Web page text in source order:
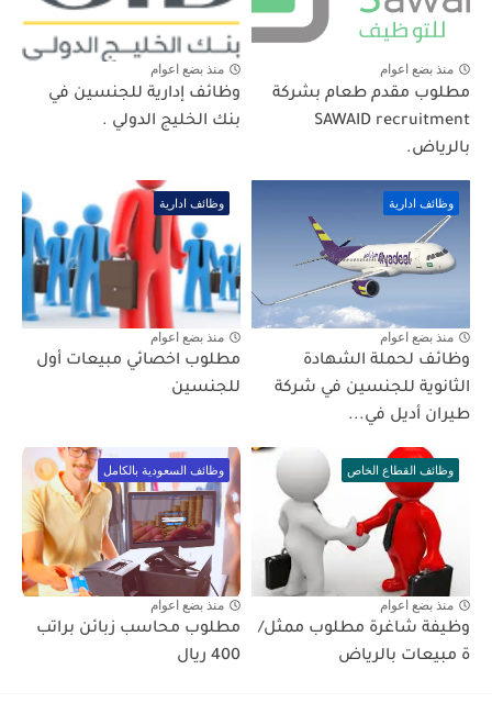
منذ بضع اعوام
مطلوب مقدم طعام بشركة
SAWAID recruitment
بالرياض.
منذ بضع اعوام
وظائف إدارية للجنسين في
بنك الخليج الدولي .
وظائف ادارية
منذ بضع اعوام
وظائف لحملة الشهادة
الثانوية للجنسين في شركة
طيران أديل في...
وظائف ادارية
منذ بضع اعوام
مطلوب اخصائي مبيعات أول
للجنسين
وظائف القطاع الخاص
منذ بضع اعوام
وظيفة شاغرة مطلوب ممثل/
ة مبيعات بالرياض
وظائف السعودية بالكامل
منذ بضع اعوام
مطلوب محاسب زبائن براتب
400 ريال